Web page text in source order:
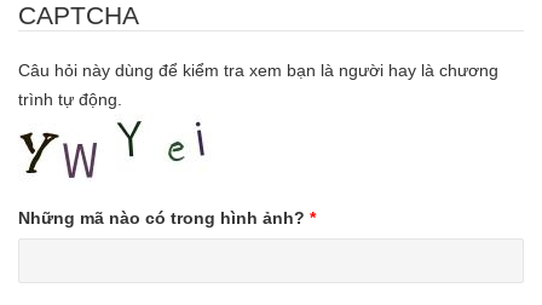
CAPTCHA
Câu hỏi này dùng để kiểm tra xem bạn là người hay là chương
trình tự động.
Những mã nào có trong hình ảnh? *